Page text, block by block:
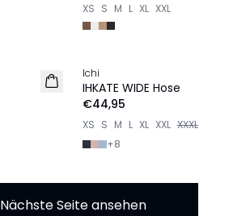
XS S M L XL XXL
Ichi
IHKATE WIDE Hose
€44,95
XS S M L XL XXL XXXL
+8
Nächste Seite ansehen